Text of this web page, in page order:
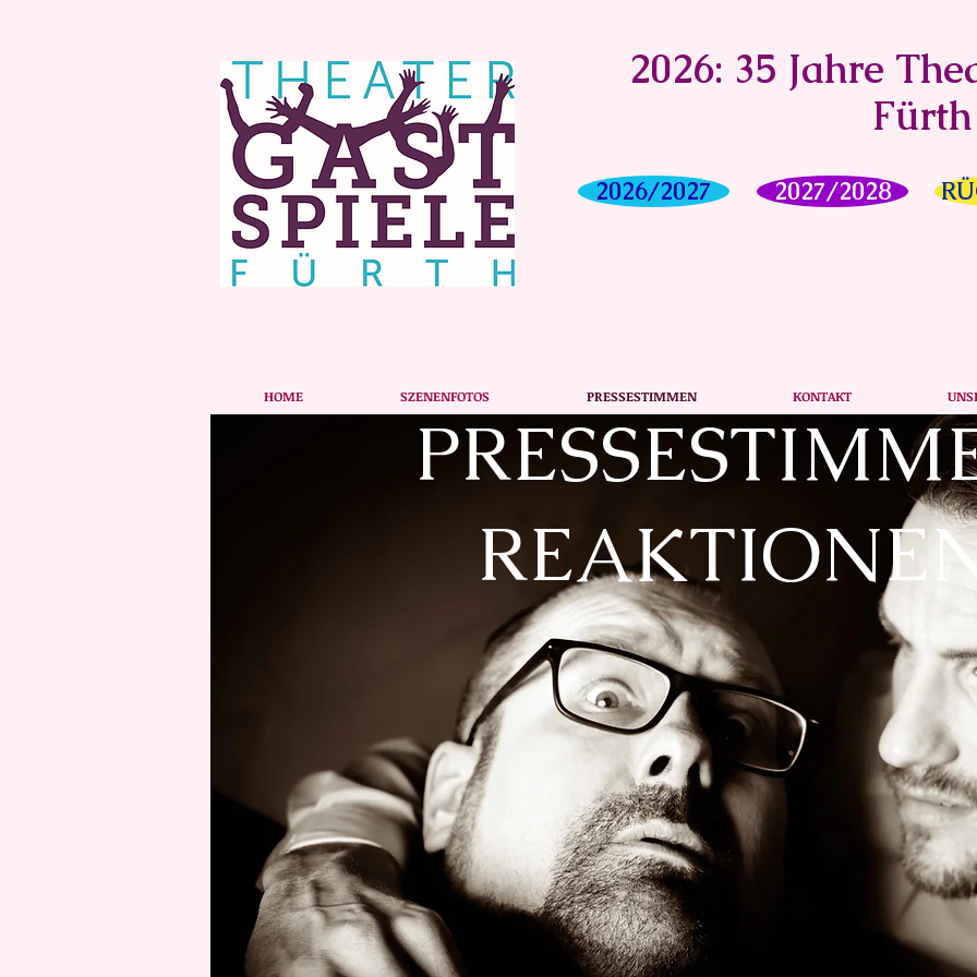
2026: 35 Jahre
Fürth
2026/2027 2027/2028
HOME SZENENFOTOS PRESSESTIMMEN KONTAKT